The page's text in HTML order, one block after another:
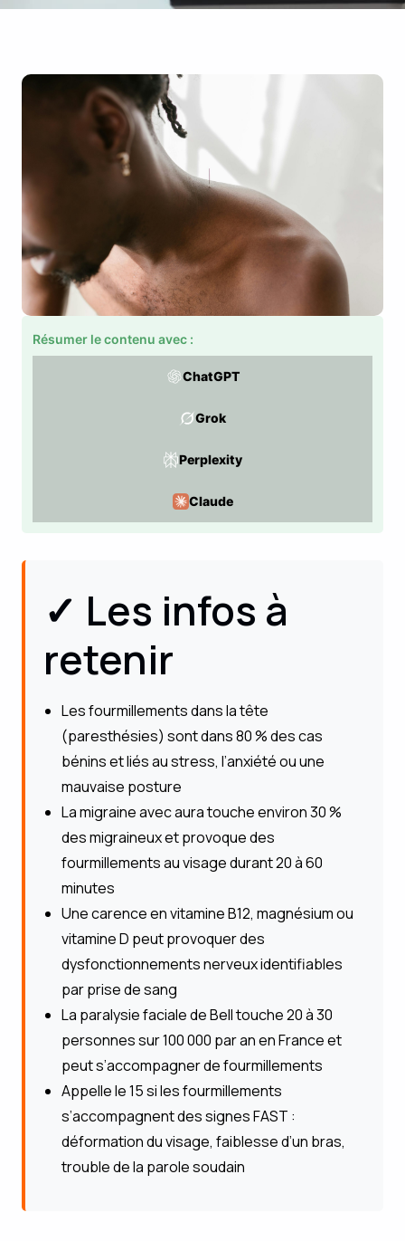
Résumer le contenu avec :
ChatGPT
Grok
Perplexity
Claude
✓ Les infos à
retenir
Les fourmillements dans la tête
(paresthésies) sont dans 80 % des cas
bénins et liés au stress, l’anxiété ou une
mauvaise posture
La migraine avec aura touche environ 30 %
des migraineux et provoque des
fourmillements au visage durant 20 à 60
minutes
Une carence en vitamine B12, magnésium ou
vitamine D peut provoquer des
dysfonctionnements nerveux identifiables
par prise de sang
La paralysie faciale de Bell touche 20 à 30
personnes sur 100 000 par an en France et
peut s’accompagner de fourmillements
Appelle le 15 si les fourmillements
s’accompagnent des signes FAST :
déformation du visage, faiblesse d’un bras,
trouble de la parole soudain